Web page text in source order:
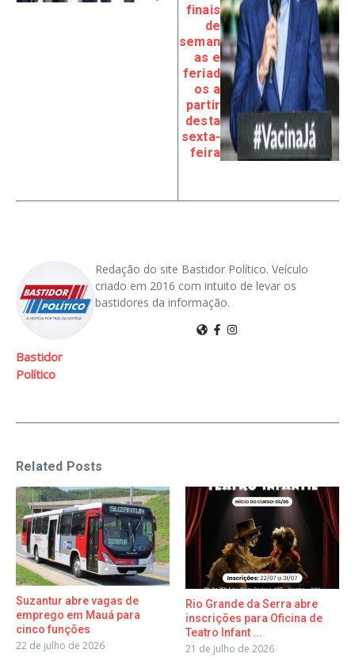
finais
de
seman
as e
feriad
os a
partir
desta
sexta-
feira
Bastidor
Político
Redação do site Bastidor Político. Veículo
criado em 2016 com intuito de levar os
bastidores da informação.
Related Posts
Suzantur abre vagas de
emprego em Mauá para
cinco funções
22 de julho de 2026
Rio Grande da Serra abre
inscrições para Oficina de
Teatro Infant ...
21 de julho de 2026